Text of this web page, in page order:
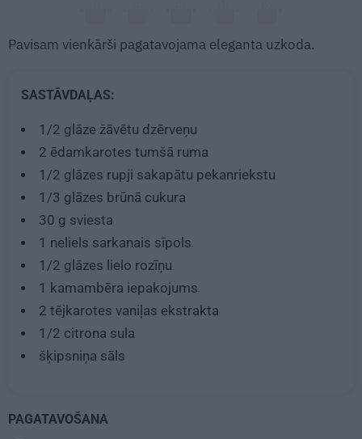
Pavisam vienkārši pagatavojama eleganta uzkoda.
SASTĀVDAĻAS:
1/2 glāze žāvētu dzērveņu
2 ēdamkarotes tumšā ruma
1/2 glāzes rupji sakapātu pekanriekstu
1/3 glāzes brūnā cukura
30 g sviesta
1 neliels sarkanais sīpols
1/2 glāzes lielo rozīņu
1 kamambēra iepakojums
2 tējkarotes vaniļas ekstrakta
1/2 citrona sula
šķipsniņa sāls
PAGATAVOŠANA